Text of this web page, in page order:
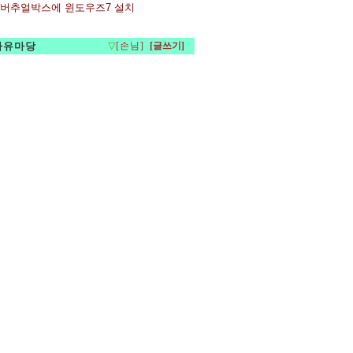
버추얼박스에 윈도우즈7 설치
유마당 ▽[손님]